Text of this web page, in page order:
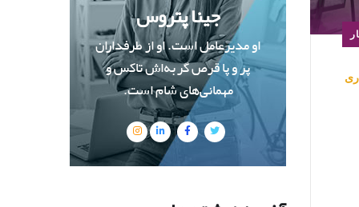
جینا پتروس
او مدیرعامل است. او از طرفداران
پر و پا قرص گربه‌اش تاکس و
مهمانی‌های شام است.